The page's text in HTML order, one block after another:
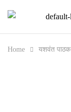
Home यशवंत पाठक